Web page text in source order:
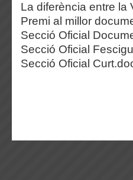
La diferència entre la
Premi al millor
Secció Oficial
Secció Oficial
Secció Oficial